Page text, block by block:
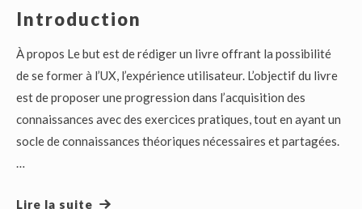
Introduction
À propos Le but est de rédiger un livre offrant la possibilité
de se former à l’UX, l’expérience utilisateur. L’objectif du livre
est de proposer une progression dans l’acquisition des
connaissances avec des exercices pratiques, tout en ayant un
socle de connaissances théoriques nécessaires et partagées.
…
Lire la suite